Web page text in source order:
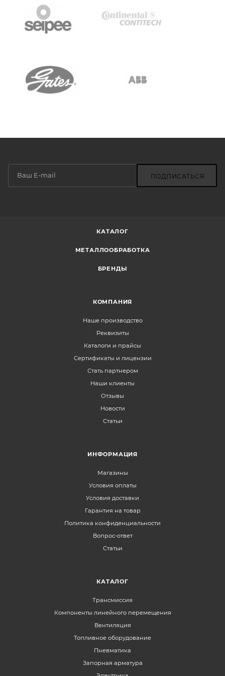
ПОДПИСАТЬСЯ
КАТАЛОГ
МЕТАЛЛООБРАБОТКА
БРЕНДЫ
КОМПАНИЯ
Наше производство
Реквизиты
Каталоги и прайсы
Сертификаты и лицензии
Стать партнером
Наши клиенты
Отзывы
Новости
Статьи
ИНФОРМАЦИЯ
Магазины
Условия оплаты
Условия доставки
Гарантия на товар
Политика конфиденциальности
Вопрос-ответ
Статьи
КАТАЛОГ
Трансмиссия
Компоненты линейного перемещения
Вентиляция
Топливное оборудование
Пневматика
Запорная арматура